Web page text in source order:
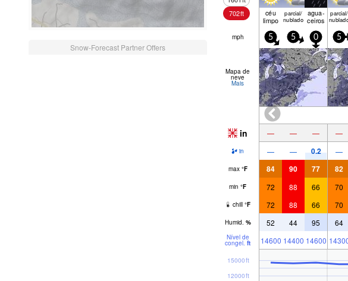
Snow-Forecast Partner Offers
702ft céu
limpo
parcial/
nublado
agua­
ceiros
parcial/
mph 5 5 0 5
Mapa de
neve
Mais
in — — — —
in — — 0.2 —
max °F 84 90 77 82
min °F 72 88 66 70
chill °F 72 88 66 70
Humid. % 52 44 95 64
Nível de
congel. ft 14600 14400 14600
12000ft
15000ft